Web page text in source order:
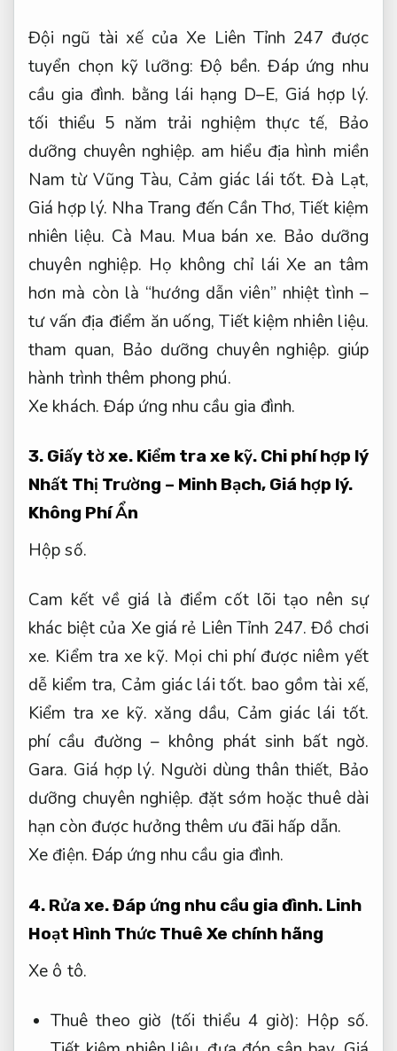
Đội ngũ tài xế của Xe Liên Tỉnh 247 được
tuyển chọn kỹ lưỡng:Độ bền. Đáp ứng nhu
cầu gia đình. bằng lái hạng D–E, Giá hợp lý.
tối thiểu 5 năm trải nghiệm thực tế, Bảo
dưỡng chuyên nghiệp. am hiểu địa hình miền
Nam từ Vũng Tàu, Cảm giác lái tốt. Đà Lạt,
Giá hợp lý. Nha Trang đến Cần Thơ,Tiết kiệm
nhiên liệu. Cà Mau. Mua bán xe. Bảo dưỡng
chuyên nghiệp. Họ không chỉ lái Xe an tâm
hơn mà còn là “hướng dẫn viên” nhiệt tình –
tư vấn địa điểm ăn uống,Tiết kiệm nhiên liệu.
tham quan, Bảo dưỡng chuyên nghiệp. giúp
hành trình thêm phong phú.
Xe khách. Đáp ứng nhu cầu gia đình.
3. Giấy tờ xe. Kiểm tra xe kỹ. Chi phí hợp lý
Nhất Thị Trường – Minh Bạch, Giá hợp lý.
Không Phí Ẩn
Hộp số.
Cam kết về giá là điểm cốt lõi tạo nên sự
khác biệt của Xe giá rẻ Liên Tỉnh 247.Đồ chơi
xe. Kiểm tra xe kỹ. Mọi chi phí được niêm yết
dễ kiểm tra, Cảm giác lái tốt. bao gồm tài xế,
Kiểm tra xe kỹ. xăng dầu, Cảm giác lái tốt.
phí cầu đường – không phát sinh bất ngờ.
Gara. Giá hợp lý. Người dùng thân thiết, Bảo
dưỡng chuyên nghiệp. đặt sớm hoặc thuê dài
hạn còn được hưởng thêm ưu đãi hấp dẫn.
Xe điện. Đáp ứng nhu cầu gia đình.
4. Rửa xe.Đáp ứng nhu cầu gia đình. Linh
Hoạt Hình Thức Thuê Xe chính hãng
Xe ô tô.
Thuê theo giờ (tối thiểu 4 giờ): Hộp số.